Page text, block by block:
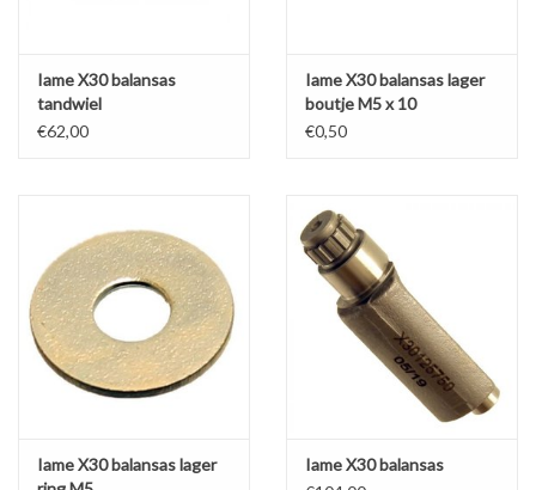
Iame X30 balansas
tandwiel
€62,00
Iame X30 balansas lager
boutje M5 x 10
€0,50
Iame X30 balansas lager
Iame X30 balansas